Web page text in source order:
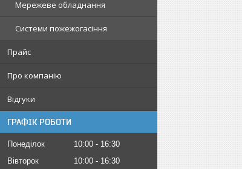
Мережеве обладнання
Системи пожежогасіння
Прайс
Про компанію
Відгуки
ГРАФІК РОБОТИ
Понеділок 10:00
16:30
Вівторок
10:00
16:30